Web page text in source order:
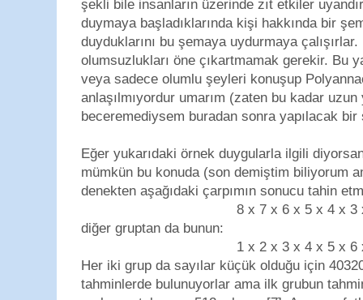
şekli bile insanların üzerinde zıt etkiler
duymaya başladıklarında kişi hakkında bir
duyduklarını bu şemaya uydurmaya
olumsuzlukları öne çıkartmamak gerekir. Bu
veya sadece olumlu şeyleri konuşup
anlaşılmıyordur umarım (zaten bu kadar uzun
beceremediysem buradan sonra yapılacak
Eğer yukarıdaki örnek duygularla ilgili
mümkün bu konuda (son demiştim biliyorum
denekten aşağıdaki çarpımın sonucu tahin
8 x 7 x 6 x 5 x 4 x 3
diğer gruptan da bunun:
1 x 2 x 3 x 4 x 5 x 6
Her iki grup da sayılar küçük olduğu için
tahminlerde bulunuyorlar ama ilk grubun